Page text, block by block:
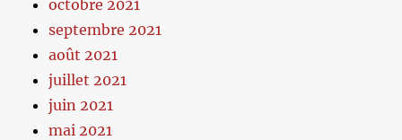
octobre 2021
septembre 2021
août 2021
juillet 2021
juin 2021
mai 2021